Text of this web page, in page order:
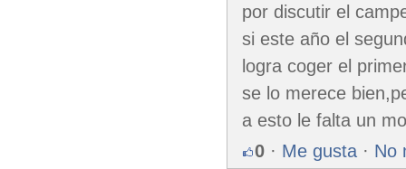
por discutir el
si este año el
logra coger el
se lo merece
a esto le falta un
0 · Me gusta · No